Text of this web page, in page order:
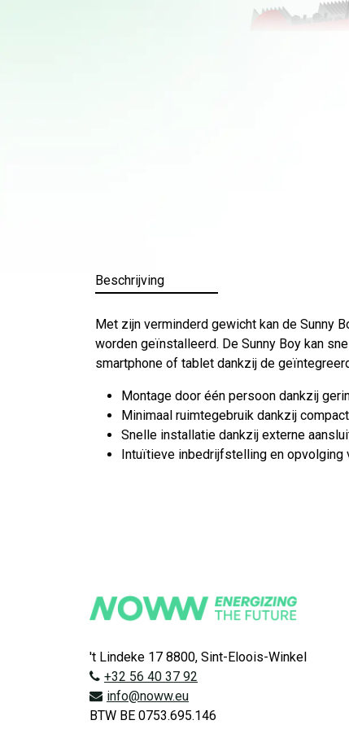
Beschrijving
Met zijn verminderd gewicht kan de Sunny
worden geïnstalleerd. De Sunny Boy kan
smartphone of tablet dankzij de
Montage door één persoon dankzij
Minimaal ruimtegebruik dankzij
Snelle installatie dankzij externe
Intuïtieve inbedrijfstelling en
't Lindeke 17 8800, Sint-Eloois-Winkel
+32 56 40 37 92
info@noww.eu
BTW BE 0753.695.146